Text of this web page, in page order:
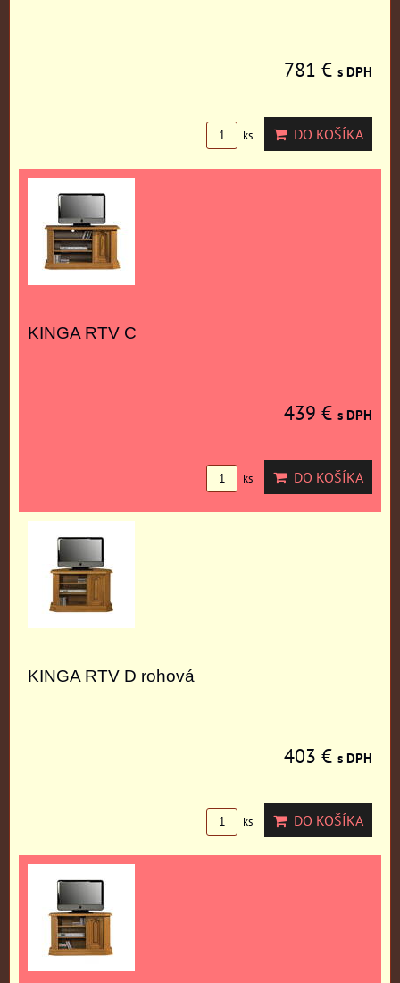
781 € s DPH
ks DO KOŠÍKA
KINGA RTV C
439 € s DPH
ks DO KOŠÍKA
KINGA RTV D rohová
403 € s DPH
ks DO KOŠÍKA